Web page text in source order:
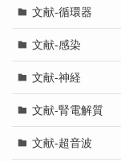
文献-循環器
文献-感染
文献-神経
文献-腎電解質
文献-超音波